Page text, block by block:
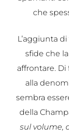
che
L’aggiunta
sfide che
affrontare.
alla
sembra
della
sul volume,